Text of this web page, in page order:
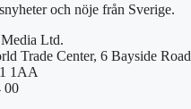
och nöje från Sverige.
Ltd.
Trade Center, 6 Bayside Road
1AA
00